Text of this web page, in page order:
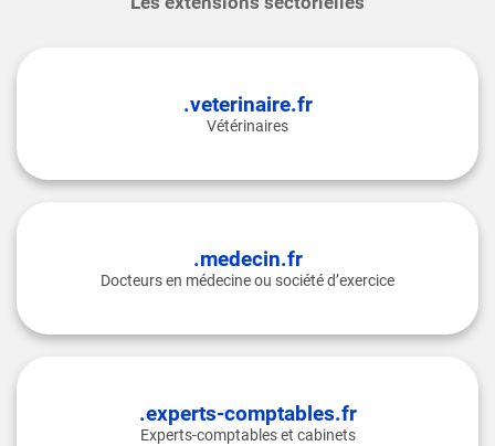
.veterinaire.fr
Vétérinaires
.medecin.fr
Docteurs en médecine ou société d’exercice
.experts-comptables.fr
Experts-comptables et cabinets